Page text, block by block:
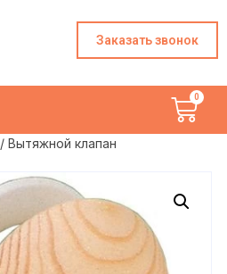
Заказать звонок
/ Вытяжной клапан